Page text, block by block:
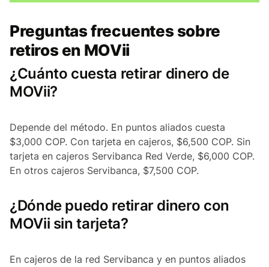
Preguntas frecuentes sobre
retiros en MOVii
¿Cuánto cuesta retirar dinero de
MOVii?
Depende del método. En puntos aliados cuesta
$3,000 COP. Con tarjeta en cajeros, $6,500 COP. Sin
tarjeta en cajeros Servibanca Red Verde, $6,000 COP.
En otros cajeros Servibanca, $7,500 COP.
¿Dónde puedo retirar dinero con
MOVii sin tarjeta?
En cajeros de la red Servibanca y en puntos aliados